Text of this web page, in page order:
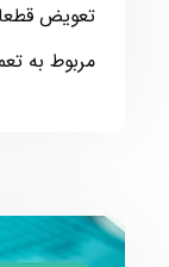
تعویض
مربوط به